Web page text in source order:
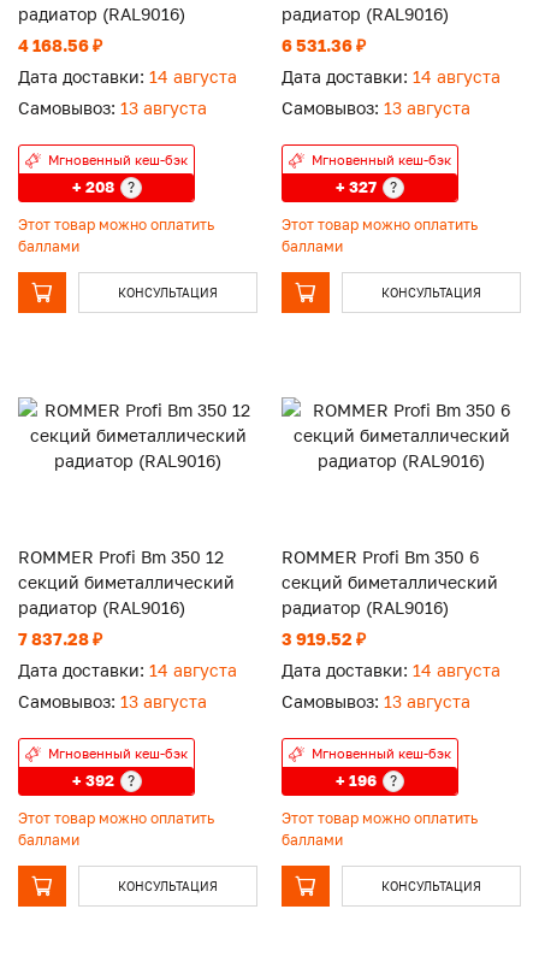
радиатор (RAL9016)
4 168.56 ₽
Дата доставки: 14 августа
Самовывоз: 13 августа
Мгновенный кеш-бэк
+ 208 ?
Этот товар можно оплатить
баллами
КОНСУЛЬТАЦИЯ
радиатор (RAL9016)
6 531.36 ₽
Дата доставки: 14 августа
Самовывоз: 13 августа
Мгновенный кеш-бэк
+ 327 ?
Этот товар можно оплатить
баллами
КОНСУЛЬТАЦИЯ
ROMMER Profi Bm 350 12
секций биметаллический
радиатор (RAL9016)
7 837.28 ₽
Дата доставки: 14 августа
Самовывоз: 13 августа
Мгновенный кеш-бэк
+ 392 ?
Этот товар можно оплатить
баллами
КОНСУЛЬТАЦИЯ
ROMMER Profi Bm 350 6
секций биметаллический
радиатор (RAL9016)
3 919.52 ₽
Дата доставки: 14 августа
Самовывоз: 13 августа
Мгновенный кеш-бэк
+ 196 ?
Этот товар можно оплатить
баллами
КОНСУЛЬТАЦИЯ